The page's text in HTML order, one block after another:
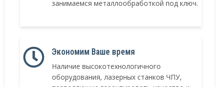
занимаемся металлообработкой под ключ.
Экономим Ваше время
Наличие высокотехнологичного
оборудования, лазерных станков ЧПУ,